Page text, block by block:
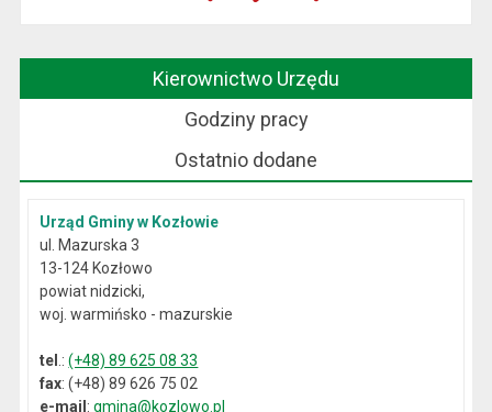
Kierownictwo Urzędu
Godziny pracy
Ostatnio dodane
Urząd Gminy w Kozłowie
ul. Mazurska 3
13-124 Kozłowo
powiat nidzicki,
woj. warmińsko - mazurskie
tel .:(+48) 89 625 08 33
fax: (+48) 89 626 75 02
e-mail:gmina@kozlowo.pl